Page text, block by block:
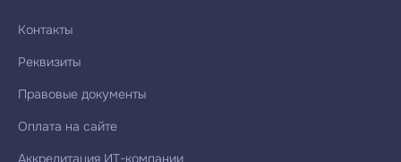
Контакты
Реквизиты
Правовые документы
Оплата на сайте
Аккредитация ИТ-компании